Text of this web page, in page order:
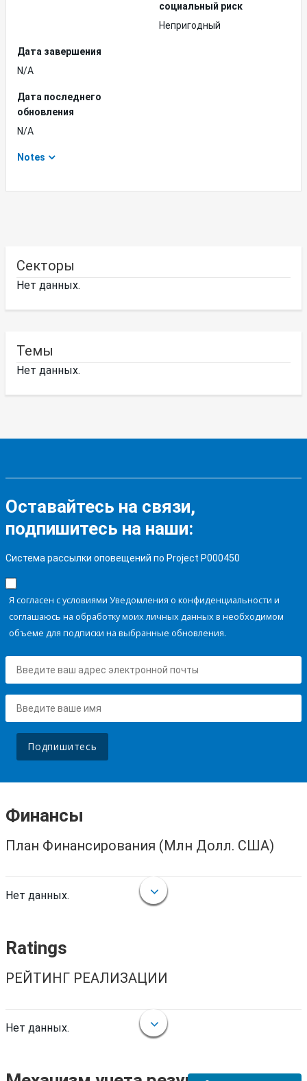
социальный риск
Непригодный
Дата завершения
N/A
Дата последнего
обновления
N/A
Notes
Секторы
Нет данных.
Темы
Нет данных.
Оставайтесь на связи,
подпишитесь на наши:
Система рассылки оповещений по Project P000450
Я согласен с условиями Уведомления о конфиденциальности и
соглашаюсь на обработку моих личных данных в необходимом
объеме для подписки на выбранные обновления.
Подпишитесь
Финансы
План Финансирования (Млн Долл. США)
Нет данных.
Ratings
РЕЙТИНГ РЕАЛИЗАЦИИ
Нет данных.